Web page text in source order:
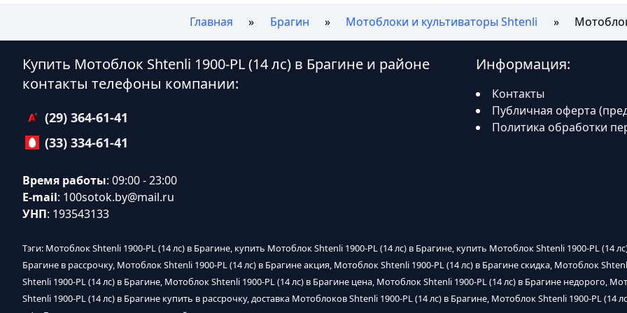
Главная Брагин Мотоблоки и культиваторы Shtenli
Купить Мотоблок Shtenli 1900-PL (14 лс) в Брагине и районе
контакты телефоны компании:
(29) 364-61-41
(33) 334-61-41
Время работы: 09:00 - 23:00
E-mail: 100sotok.by@mail.ru
УНП: 193543133
Информация:
Контакты
Публичная оферта
Политика обработки
Тэги: Мотоблок Shtenli 1900-PL (14 лс) в Брагине, купить Мотоблок Shtenli 1900-PL (14 лс) в Брагине, купить Мотоблок Shtenli 1900-PL (14
Брагине в рассрочку, Мотоблок Shtenli 1900-PL (14 лс) в Брагине акция, Мотоблок Shtenli 1900-PL (14 лс) в Брагине скидка, Мотоблок
Shtenli 1900-PL (14 лс) в Брагине, Мотоблок Shtenli 1900-PL (14 лс) в Брагине цена, Мотоблок Shtenli 1900-PL (14 лс) в Брагине недорого,
Shtenli 1900-PL (14 лс) в Брагине купить в рассрочку, доставка Мотоблоков Shtenli 1900-PL (14 лс) в Брагине, Мотоблок Shtenli 1900-PL (14